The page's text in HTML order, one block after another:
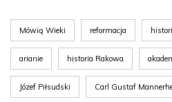
Mówią Wieki reformacja
arianie historia Rakowa
Józef Piłsudski Carl Gustaf